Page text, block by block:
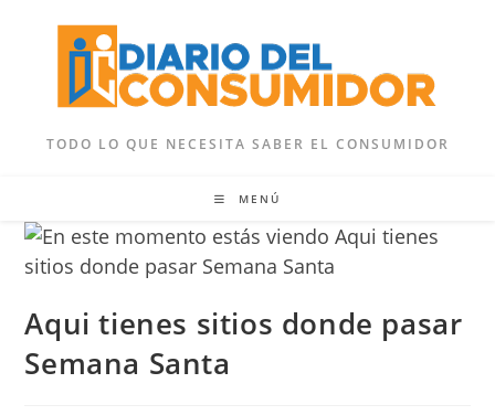
contenido
TODO LO QUE NECESITA SABER EL CONSUMIDOR
MENÚ
Aqui tienes sitios donde pasar
Semana Santa